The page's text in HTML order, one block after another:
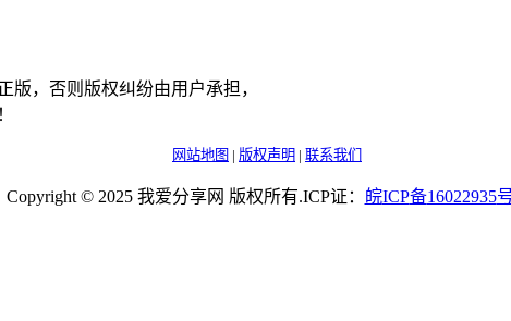
，否则版权纠纷由用户承担，
网站地图 | 版权声明 | 联系我们
Copyright © 2025 我爱分享网 版权所有.ICP证： 皖ICP备16022935